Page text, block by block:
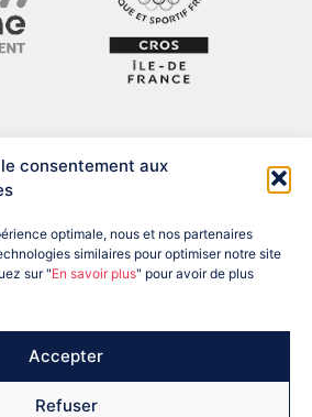
consentement aux
optimale, nous et nos partenaires
similaires pour optimiser notre site
sur "En savoir plus" pour avoir de plus
Accepter
Refuser
PRÉSIDENT DESPATYS, 77007 MELUN